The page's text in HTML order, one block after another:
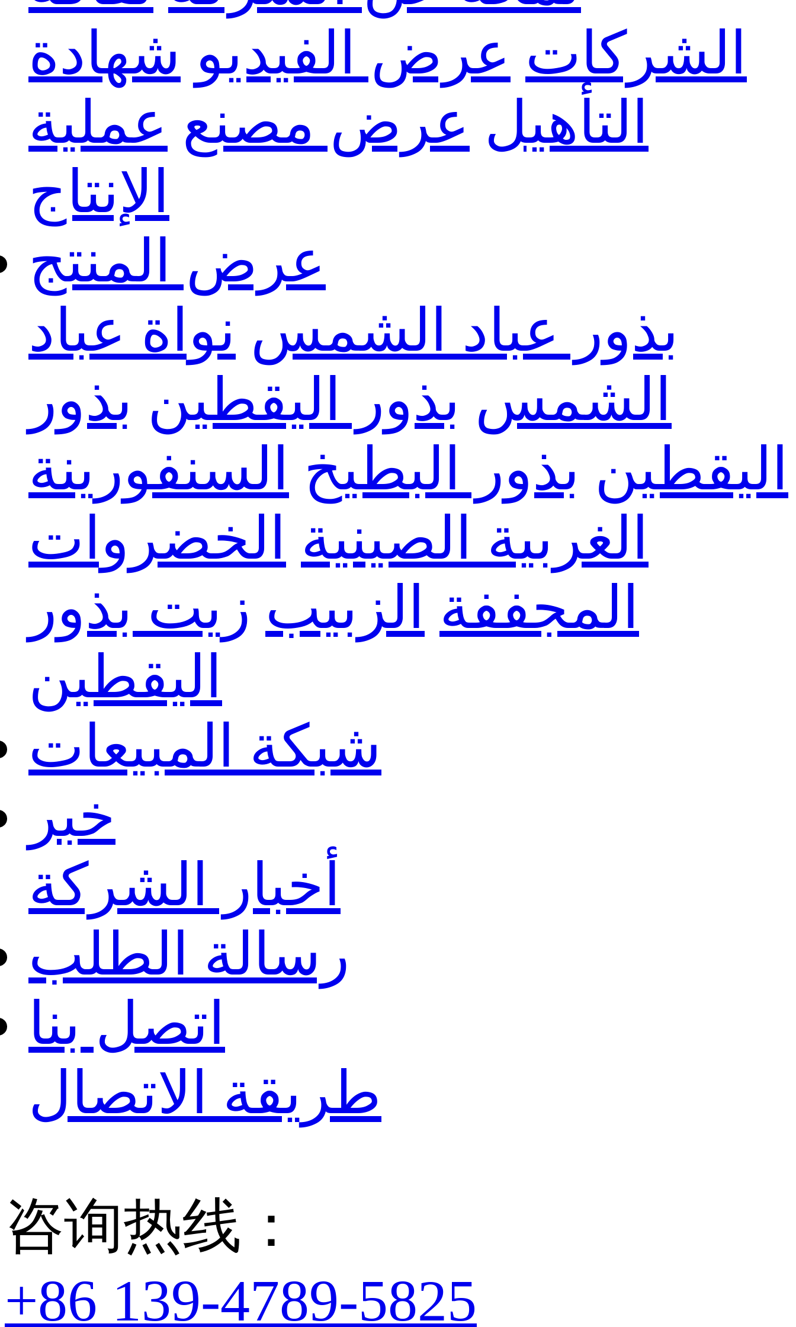
الشركات عرض الفيديو شهادة
التأهيل عرض مصنع عملية
الإنتاج
عرض المنتج
بذور عباد الشمس نواة عباد
الشمس بذور اليقطين بذور
اليقطين بذور البطيخ
السنفورينة
الغربية الصينية
الخضروات
المجففة
الزبيب زيت بذور
اليقطين
شبكة المبيعات
خبر
أخبار الشركة
رسالة الطلب
اتصل بنا
طريقة الاتصال
咨询热线：
+86 139-4789-5825